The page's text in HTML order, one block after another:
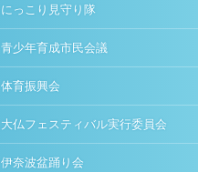
にっこり見守り隊
青少年育成市民会議
体育振興会
大仏フェスティバル実行委員会
伊奈波盆踊り会